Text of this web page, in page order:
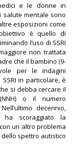
e le donne in
salute mentale sono
esposizioni come
è quello di
l’uso di SSRI
non trattata
che il bambino (9-
per le indagini
SSRI in particolare, è
si debba cercare il
o il numero
decennio,
ha scoraggiato la
un altro problema
spettro autistico